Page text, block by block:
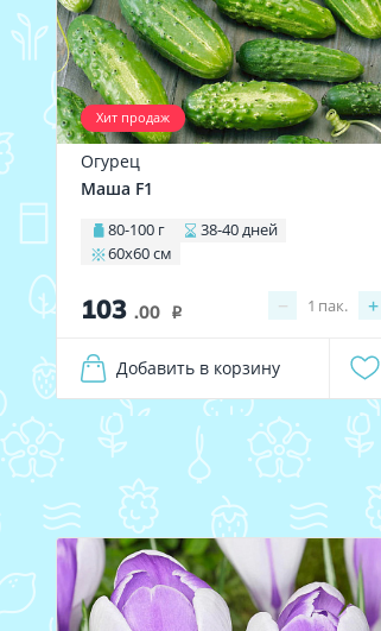
Хит продаж
Огурец
Маша F1
80-100 г
38-40 дней
60х60 см
103 .00 i − +
1 пак.
Добавить в корзину